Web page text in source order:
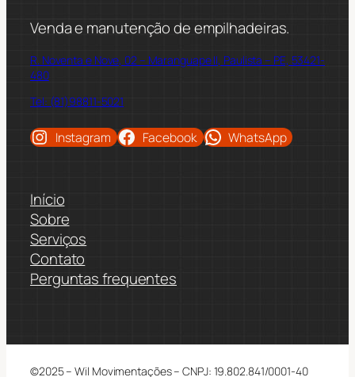
Venda e manutenção de empilhadeiras.
R. Noventa e Nove, 02 – Maranguape II, Paulista – PE, 53421-
480
Tel: (81)98811-5021
Instagram Facebook WhatsApp
Início
Sobre
Serviços
Contato
Perguntas frequentes
©2025 – Wil Movimentações – CNPJ: 19.802.841/0001-40